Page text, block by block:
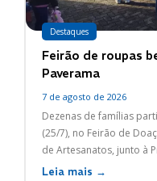
Destaques
Feirão de roupas
Paverama
7 de agosto de 2026
Dezenas de famílias
(25/7), no Feirão de
de Artesanatos, junto à
Leia mais →